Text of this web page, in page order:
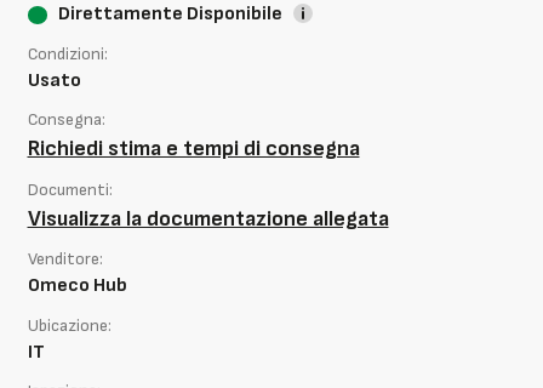
Direttamente Disponibile
Condizioni:
Usato
Consegna:
Richiedi stima e tempi di consegna
Documenti:
Visualizza la documentazione allegata
Venditore:
Omeco Hub
Ubicazione:
IT